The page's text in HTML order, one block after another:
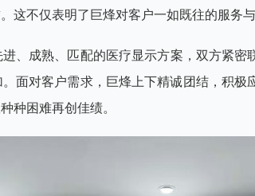
这不仅表明了巨烽对客户一如既往的服务
、成熟、匹配的医疗显示方案，双方紧密
面对客户需求，巨烽上下精诚团结，积极
种困难再创佳绩。